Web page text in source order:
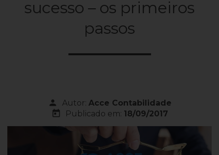
sucesso – os primeiros
passos
person Autor: Acce Contabilidade
today Publicado em: 18/09/2017